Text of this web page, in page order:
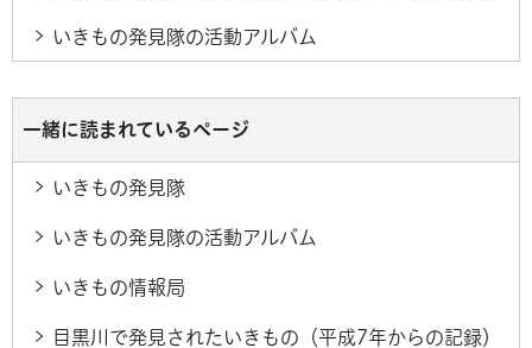
いきもの発見隊の活動アルバム
一緒に読まれているページ
いきもの発見隊
いきもの発見隊の活動アルバム
いきもの情報局
目黒川で発見されたいきもの（平成7年からの記録）